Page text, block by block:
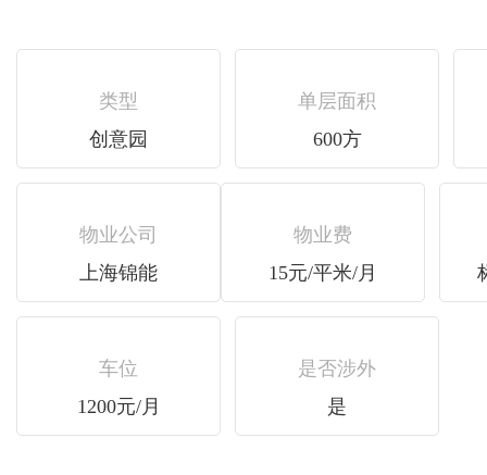
类型
创意园
单层面积
600方
物业公司
上海锦能
物业费
15元/平米/月
车位
1200元/月
是否涉外
是